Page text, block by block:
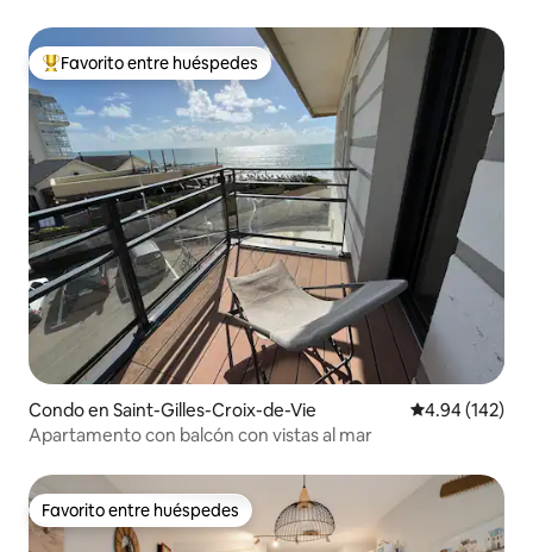
Favorito entre huéspedes preferido
Favorito entre huéspedes
Condo en Saint-Gilles-Croix-de-Vie Calificación
4.94 (142)
Apartamento con balcón con vistas al mar
Favorito entre huéspedes
Favorito entre huéspedes